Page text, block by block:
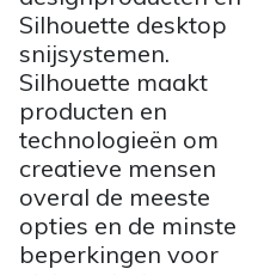
Silhouette desktop
snijsystemen.
Silhouette maakt
producten en
technologieën om
creatieve mensen
overal de meeste
opties en de minste
beperkingen voor